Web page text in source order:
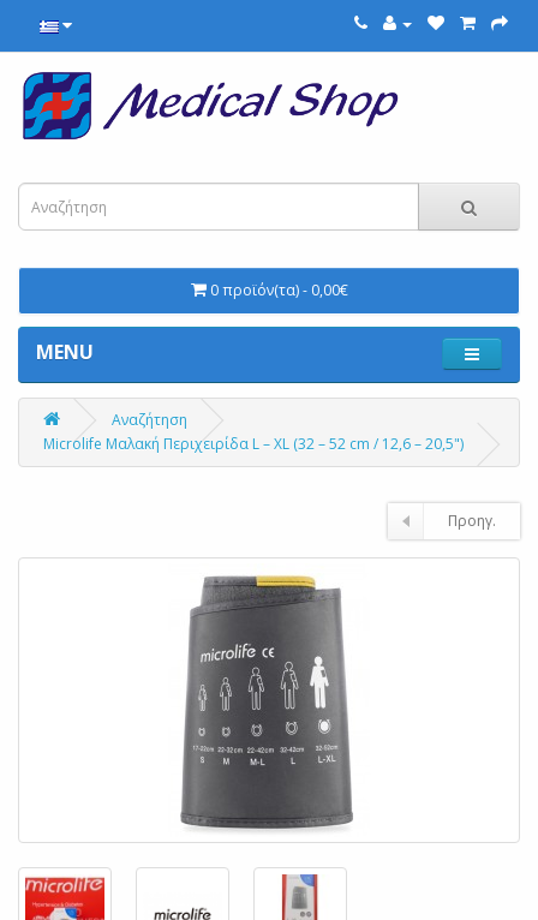
0 προϊόν(τα) - 0,00€
MENU
Αναζήτηση
Microlife Μαλακή Περιχειρίδα L – XL (32 – 52 cm / 12,6 – 20,5")
Προηγ.